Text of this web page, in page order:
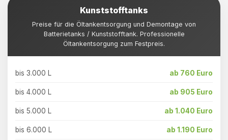
Kunststofftanks
Preise für die Öltankentsorgung und Demontage von
Batterietanks / Kunststofftank. Professionelle
Öltankentsorgung zum Festpreis.
bis 3.000 L ab 760 Euro
bis 4.000 L ab 905 Euro
bis 5.000 L ab 1.040 Euro
bis 6.000 L ab 1.190 Euro